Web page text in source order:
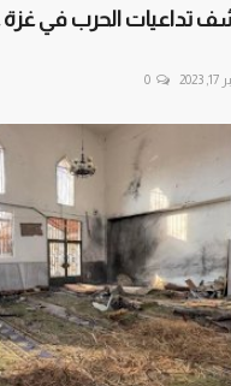
تداعيات الحرب في غزة
0